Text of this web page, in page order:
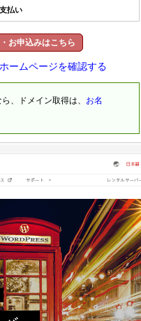
払い
お申込みはこちら
ームページを確認する
、ドメイン取得は、 お名